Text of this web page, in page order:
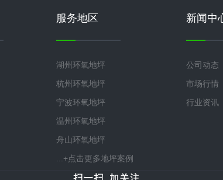
服务地区
湖州环氧地坪
杭州环氧地坪
宁波环氧地坪
温州环氧地坪
舟山环氧地坪
...+点击更多地坪案例
新闻中
公司动态
市场行情
行业资讯